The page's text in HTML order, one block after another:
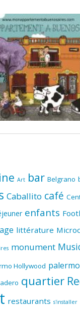
Art bar Belgrano
Caballito café
enfants
littérature
monument
Hollywood
quartier
restaurants s'installer